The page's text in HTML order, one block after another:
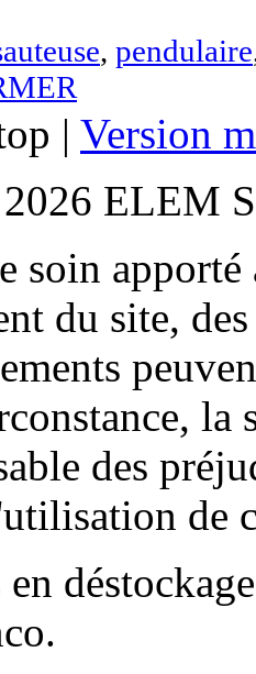
, pendulaire
| Version
ELEM
soin apporté
du site,
la
des
de